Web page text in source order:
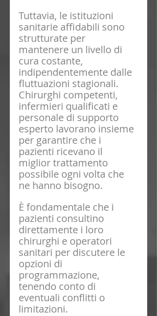
Tuttavia, le istituzioni
sanitarie affidabili sono
strutturate per
mantenere un livello di
cura costante,
indipendentemente dalle
fluttuazioni stagionali.
Chirurghi competenti,
infermieri qualificati e
personale di supporto
esperto lavorano insieme
per garantire che i
pazienti ricevano il
miglior trattamento
possibile ogni volta che
ne hanno bisogno.
È fondamentale che i
pazienti consultino
direttamente i loro
chirurghi e operatori
sanitari per discutere le
opzioni di
programmazione,
tenendo conto di
eventuali conflitti o
limitazioni.